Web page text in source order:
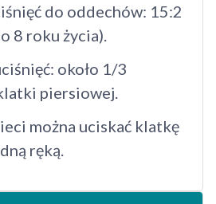
do oddechów: 15:2
8 roku życia).
około 1/3
piersiowej.
można uciskać klatkę
ręką.